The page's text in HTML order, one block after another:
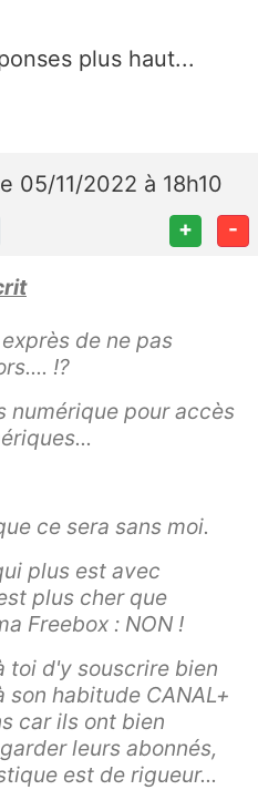
plus haut...
05/11/2022 à 18h10
+ -
de ne pas
!?
numérique pour accès
ce sera sans moi.
plus est avec
plus cher que
Freebox : NON !
toi d'y souscrire bien
son habitude CANAL+
car ils ont bien
leurs abonnés,
est de rigueur...